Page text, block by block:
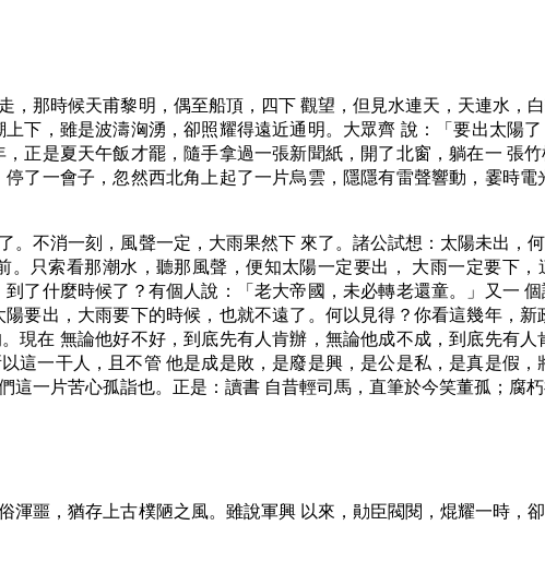
，那時候天甫黎明，偶至船頂，四下 觀望，但見水連天，天連水，
下，雖是波濤洶湧，卻照耀得遠近通明。大眾齊 說：「要出太陽
正是夏天午飯才罷，隨手拿過一張新聞紙，開了北窗，躺在一 張
了一會子，忽然西北角上起了一片烏雲，隱隱有雷聲響動，霎時
。不消一刻，風聲一定，大雨果然下 來了。諸公試想：太陽未出，
。只索看那潮水，聽那風聲，便知太陽一定要出， 大雨一定要下
了什麼時候了？有個人說：「老大帝國，未必轉老還童。」又一
要出，大雨要下的時候，也就不遠了。何以見得？你看這幾年，
現在 無論他好不好，到底先有人肯辦，無論他成不成，到底先有
這一干人，且不管 他是成是敗，是廢是興，是公是私，是真是假
一片苦心孤詣也。正是：讀書 自昔輕司馬，直筆於今笑董孤；腐朽
渾噩，猶存上古樸陋之風。雖說軍興 以來，勛臣閥閱，焜耀一時，